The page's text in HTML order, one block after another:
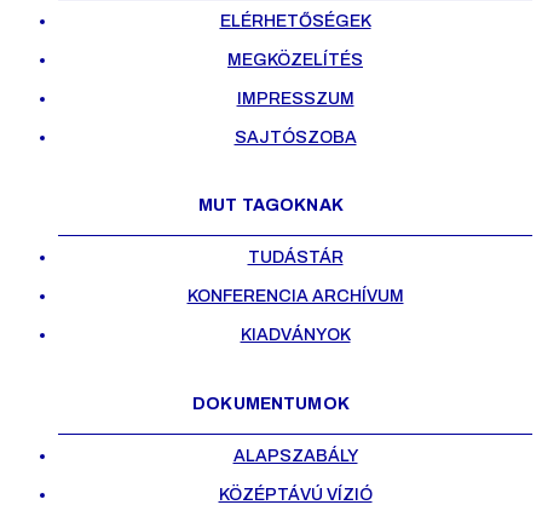
ELÉRHETŐSÉGEK
MEGKÖZELÍTÉS
IMPRESSZUM
SAJTÓSZOBA
MUT TAGOKNAK
TUDÁSTÁR
KONFERENCIA ARCHÍVUM
KIADVÁNYOK
DOKUMENTUMOK
ALAPSZABÁLY
KÖZÉPTÁVÚ VÍZIÓ